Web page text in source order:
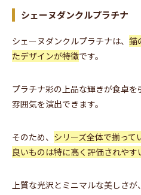
シェーヌダンクルプラチナ
シェーヌダンクルプラチナは、 錨
たデザインが特徴です。
プラチナ彩の上品な輝きが食卓
雰囲気を演出できます。
そのため、 シリーズ全体で揃っ
良いものは特に高く評価されやす
上質な光沢とミニマルな美しさ